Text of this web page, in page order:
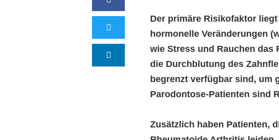
Der primäre Risikofaktor
hormonelle Veränderungen
wie Stress und Rauchen
die Durchblutung des
begrenzt verfügbar sind, um
Parodontose-Patienten sind
Zusätzlich haben Patienten,